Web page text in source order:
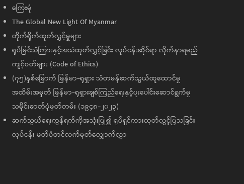
ကြေးမုံ
The Global New Light Of Myanmar
တိုက်ရိုက်ထုတ်လွှင့်မှုများ
ရုပ်မြင်သံကြားနှင့်အသံထုတ်လွှင့်ခြင်း လုပ်ငန်းဆိုင်ရာ လိုက်နာရမည့်
ကျင့်ဝတ်များ (Code of Ethics)
(၇၅)နှစ်မြောက် မြန်မာ-ရုရှား သံတမန်ဆက်သွယ်ထူထောင်မှု
အထိမ်းအမှတ် မြန်မာ-ရုရှားချစ်ကြည်ရေးနှင့်ပူးပေါင်းဆောင်ရွက်မှု
သမိုင်းဓာတ်ပုံမှတ်တမ်း (၁၉၄၈-၂၀၂၃)
ဆက်သွယ်ရေးကွန်ရက်ကိုအသုံးပြု၍ ရုပ်ရှင်ကားထုတ်လွှင့်ပြသခြင်း
လုပ်ငန်း မှတ်ပုံတင်လက်မှတ်လျှောက်လွှာ